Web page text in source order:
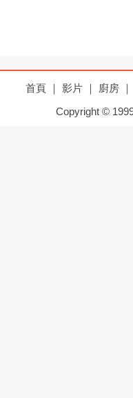
首頁 ｜ 影片 ｜ 廚房
｜
Copyright ©